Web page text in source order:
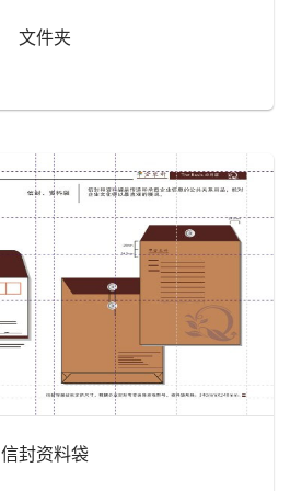
文件夹
信封资料袋